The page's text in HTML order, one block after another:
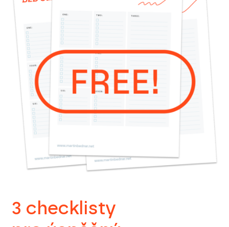
3 checklisty